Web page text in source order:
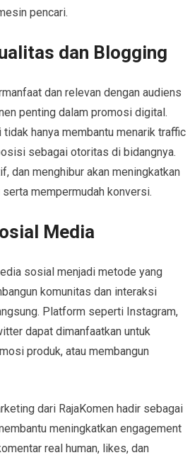
pencari.
dan Blogging
dan relevan dengan audiens
penting dalam promosi digital.
hanya membantu menarik traffic
sebagai otoritas di bidangnya.
dan menghibur akan meningkatkan
mempermudah konversi.
Media
sosial menjadi metode yang
komunitas dan interaksi
Platform seperti Instagram,
dapat dimanfaatkan untuk
produk, atau membangun
dari RajaKomen hadir sebagai
meningkatkan engagement
real human, likes, dan